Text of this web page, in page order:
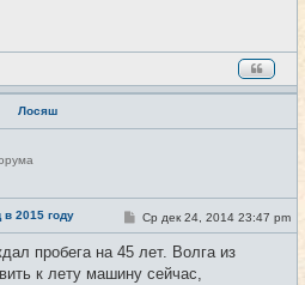
Лосяш
в 2015 году #23
С
о
б
щ
Ср дек 24, 2014 23:47 pm
пробега на 45 лет. Волга из
к лету машину сейчас,